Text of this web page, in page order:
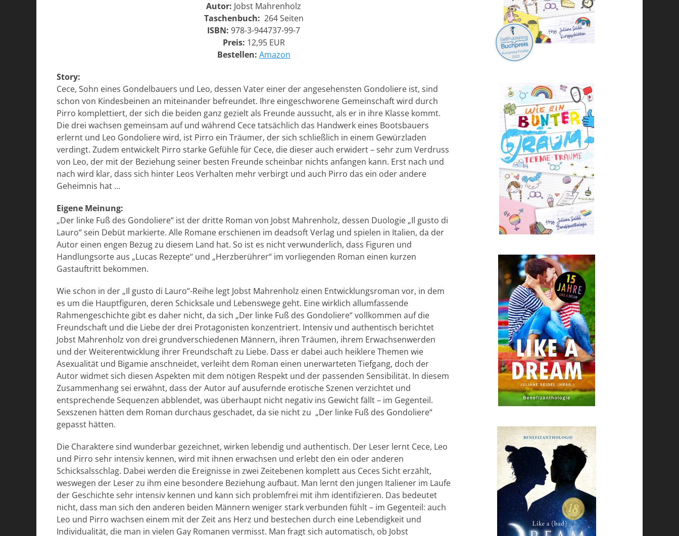
Autor: Jobst Mahrenholz
Taschenbuch: 264 Seiten
ISBN: 978-3-944737-99-7
Preis: 12,95 EUR
Bestellen: Amazon
Story:
Cece, Sohn eines Gondelbauers und Leo, dessen Vater einer der angesehensten Gondoliere ist, sind
schon von Kindesbeinen an miteinander befreundet. Ihre eingeschworene Gemeinschaft wird durch
Pirro komplettiert, der sich die beiden ganz gezielt als Freunde aussucht, als er in ihre Klasse kommt.
Die drei wachsen gemeinsam auf und während Cece tatsächlich das Handwerk eines Bootsbauers
erlernt und Leo Gondoliere wird, ist Pirro ein Träumer, der sich schließlich in einem Gewürzladen
verdingt. Zudem entwickelt Pirro starke Gefühle für Cece, die dieser auch erwidert – sehr zum Verdruss
von Leo, der mit der Beziehung seiner besten Freunde scheinbar nichts anfangen kann. Erst nach und
nach wird klar, dass sich hinter Leos Verhalten mehr verbirgt und auch Pirro das ein oder andere
Geheimnis hat …
Eigene Meinung:
„Der linke Fuß des Gondoliere“ ist der dritte Roman von Jobst Mahrenholz, dessen Duologie „Il gusto di
Lauro“ sein Debüt markierte. Alle Romane erschienen im deadsoft Verlag und spielen in Italien, da der
Autor einen engen Bezug zu diesem Land hat. So ist es nicht verwunderlich, dass Figuren und
Handlungsorte aus „Lucas Rezepte“ und „Herzberührer“ im vorliegenden Roman einen kurzen
Gastauftritt bekommen.
Wie schon in der „Il gusto di Lauro“-Reihe legt Jobst Mahrenholz einen Entwicklungsroman vor, in dem
es um die Hauptfiguren, deren Schicksale und Lebenswege geht. Eine wirklich allumfassende
Rahmengeschichte gibt es daher nicht, da sich „Der linke Fuß des Gondoliere“ vollkommen auf die
Freundschaft und die Liebe der drei Protagonisten konzentriert. Intensiv und authentisch berichtet
Jobst Mahrenholz von drei grundverschiedenen Männern, ihren Träumen, ihrem Erwachsenwerden
und der Weiterentwicklung ihrer Freundschaft zu Liebe. Dass er dabei auch heiklere Themen wie
Asexualität und Bigamie anschneidet, verleiht dem Roman einen unerwarteten Tiefgang, doch der
Autor widmet sich diesen Aspekten mit dem nötigen Respekt und der passenden Sensibilität. In diesem
Zusammenhang sei erwähnt, dass der Autor auf ausufernde erotische Szenen verzichtet und
entsprechende Sequenzen abblendet, was überhaupt nicht negativ ins Gewicht fällt – im Gegenteil.
Sexszenen hätten dem Roman durchaus geschadet, da sie nicht zu „Der linke Fuß des Gondoliere“
gepasst hätten.
Die Charaktere sind wunderbar gezeichnet, wirken lebendig und authentisch. Der Leser lernt Cece, Leo
und Pirro sehr intensiv kennen, wird mit ihnen erwachsen und erlebt den ein oder anderen
Schicksalsschlag. Dabei werden die Ereignisse in zwei Zeitebenen komplett aus Ceces Sicht erzählt,
weswegen der Leser zu ihm eine besondere Beziehung aufbaut. Man lernt den jungen Italiener im Laufe
der Geschichte sehr intensiv kennen und kann sich problemfrei mit ihm identifizieren. Das bedeutet
nicht, dass man sich den anderen beiden Männern weniger stark verbunden fühlt – im Gegenteil: auch
Leo und Pirro wachsen einem mit der Zeit ans Herz und bestechen durch eine Lebendigkeit und
Individualität, die man in vielen Gay Romanen vermisst. Man fragt sich automatisch, ob Jobst